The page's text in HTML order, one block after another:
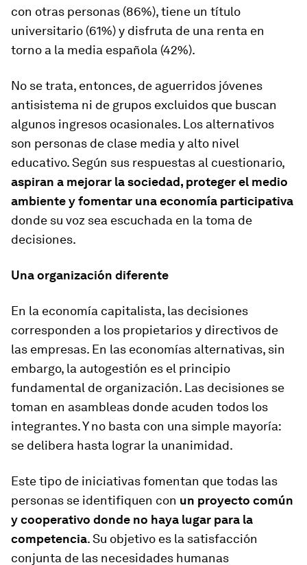
con otras personas (86%), tiene un título
universitario (61%) y disfruta de una renta en
torno a la media española (42%).
No se trata, entonces, de aguerridos jóvenes
antisistema ni de grupos excluidos que buscan
algunos ingresos ocasionales. Los alternativos
son personas de clase media y alto nivel
educativo. Según sus respuestas al cuestionario,
aspiran a mejorar la sociedad, proteger el medio
ambiente y fomentar una economía participativa
donde su voz sea escuchada en la toma de
decisiones.
Una organización diferente
En la economía capitalista, las decisiones
corresponden a los propietarios y directivos de
las empresas. En las economías alternativas, sin
embargo, la autogestión es el principio
fundamental de organización. Las decisiones se
toman en asambleas donde acuden todos los
integrantes. Y no basta con una simple mayoría:
se delibera hasta lograr la unanimidad.
Este tipo de iniciativas fomentan que todas las
personas se identifiquen con un proyecto común
y cooperativo donde no haya lugar para la
competencia. Su objetivo es la satisfacción
conjunta de las necesidades humanas